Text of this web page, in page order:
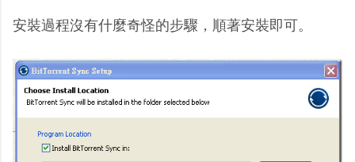
安裝過程沒有什麼奇怪的步驟，順著安裝即可。